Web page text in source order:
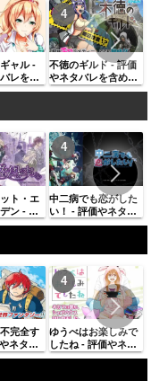
ャル -
レを含
ている
不徳のギルド - 評価
やネタバレを含めた
感想、似ている作品
ト・エ
ン - 評
を含め
中二病でも恋がした
い！ - 評価やネタバ
レを含めた感想、似
完全す
ネタバ
想、似
同じ著
ゆうべはお楽しみで
したね - 評価やネタ
バレを含めた感想、